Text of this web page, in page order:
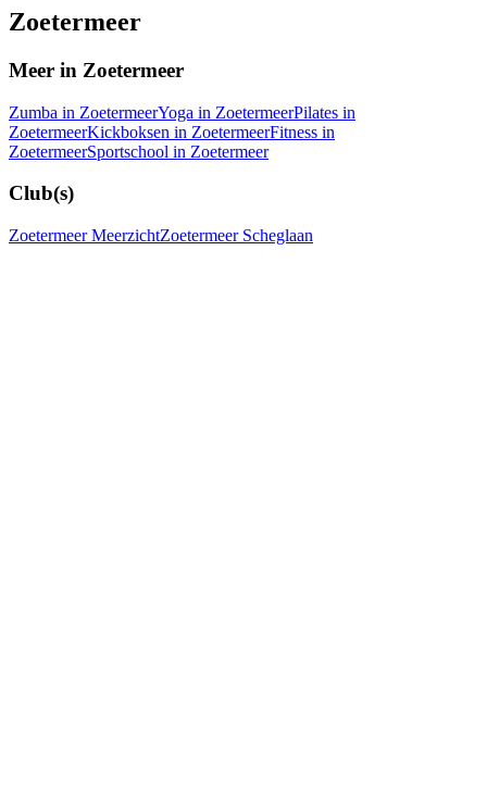
Zoetermeer
Meer in Zoetermeer
Zumba in ZoetermeerYoga in ZoetermeerPilates in
ZoetermeerKickboksen in ZoetermeerFitness in
ZoetermeerSportschool in Zoetermeer
Club(s)
Zoetermeer MeerzichtZoetermeer Scheglaan